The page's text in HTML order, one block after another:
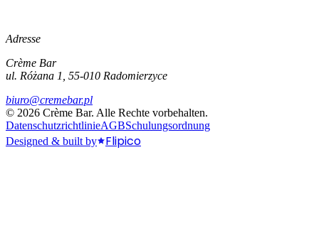
Adresse
Crème Bar
ul. Różana 1, 55-010 Radomierzyce
biuro@cremebar.pl
© 2026 Crème Bar. Alle Rechte vorbehalten.
DatenschutzrichtlinieAGBSchulungsordnung
Designed & built by
Flipico